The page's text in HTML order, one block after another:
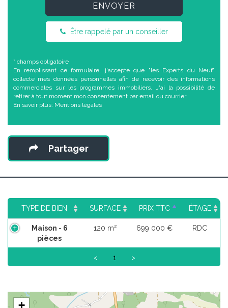
ENVOYER
Être rappelé par un conseiller
* champs obligatoire
En remplissant ce formulaire, j'accepte que "les Experts du Neuf"
collecte mes données personnelles afin de recevoir des informations
commerciales sur les programmes immobiliers. J'ai la possibilité de
retirer à tout moment mon consentement par email ou courrier.
En savoir plus: Mentions légales
Partager
TYPE DE BIEN SURFACE PRIX TTC ÉTAGE
Maison - 6
pièces
120 m² 699 000 € RDC
< 1 >
+